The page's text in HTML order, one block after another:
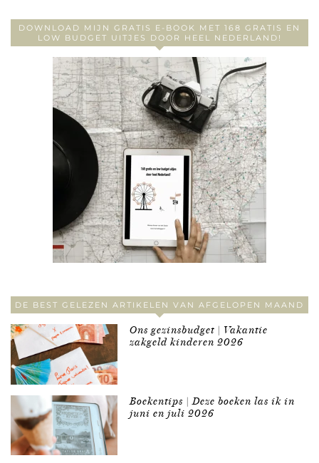
DOWNLOAD MIJN GRATIS E-BOOK MET 168 GRATIS EN
LOW BUDGET UITJES DOOR HEEL NEDERLAND!
DE BEST GELEZEN ARTIKELEN VAN AFGELOPEN MAAND
Ons gezinsbudget | Vakantie
zakgeld kinderen 2026
Boekentips | Deze boeken las ik in
juni en juli 2026